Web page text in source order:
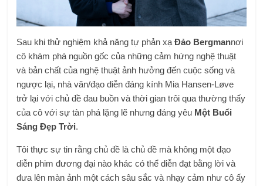
Sau khi thử nghiệm khả năng tự phản xạĐảo Bergmannơi
cô khám phá nguồn gốc của những cảm hứng nghệ thuật
và bản chất của nghệ thuật ảnh hưởng đến cuộc sống và
ngược lại, nhà văn/đạo diễn đáng kính Mia Hansen-Løve
trở lại với chủ đề đau buồn và thời gian trôi qua thường thấy
của cô với sự tàn phá lặng lẽ nhưng đáng yêu Một Buổi
Sáng Đẹp Trời.
Tôi thực sự tin rằng chủ đề là chủ đề mà không một đạo
diễn phim đương đại nào khác có thể diễn đạt bằng lời và
đưa lên màn ảnh một cách sâu sắc và nhạy cảm như cô ấy